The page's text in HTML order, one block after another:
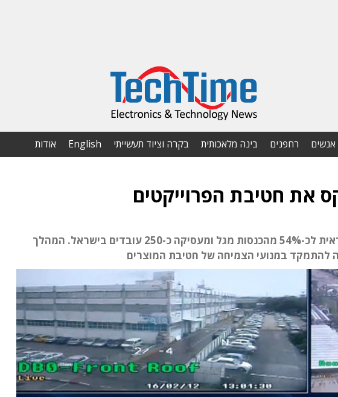
אנשים רחפנים בינה מלאכותית בקרה וציוד תעשייתי English אודות
את חטיבת הפרוייקטים
החטיבה תימכר תמורת 35 מיליון דולר. אחראית לכ-54% מהכנסות מגל ומעסיקה כ-250 עובדים בישראל. המהלך
להתמקד במנועי הצמיחה של חטיבת המוצרים